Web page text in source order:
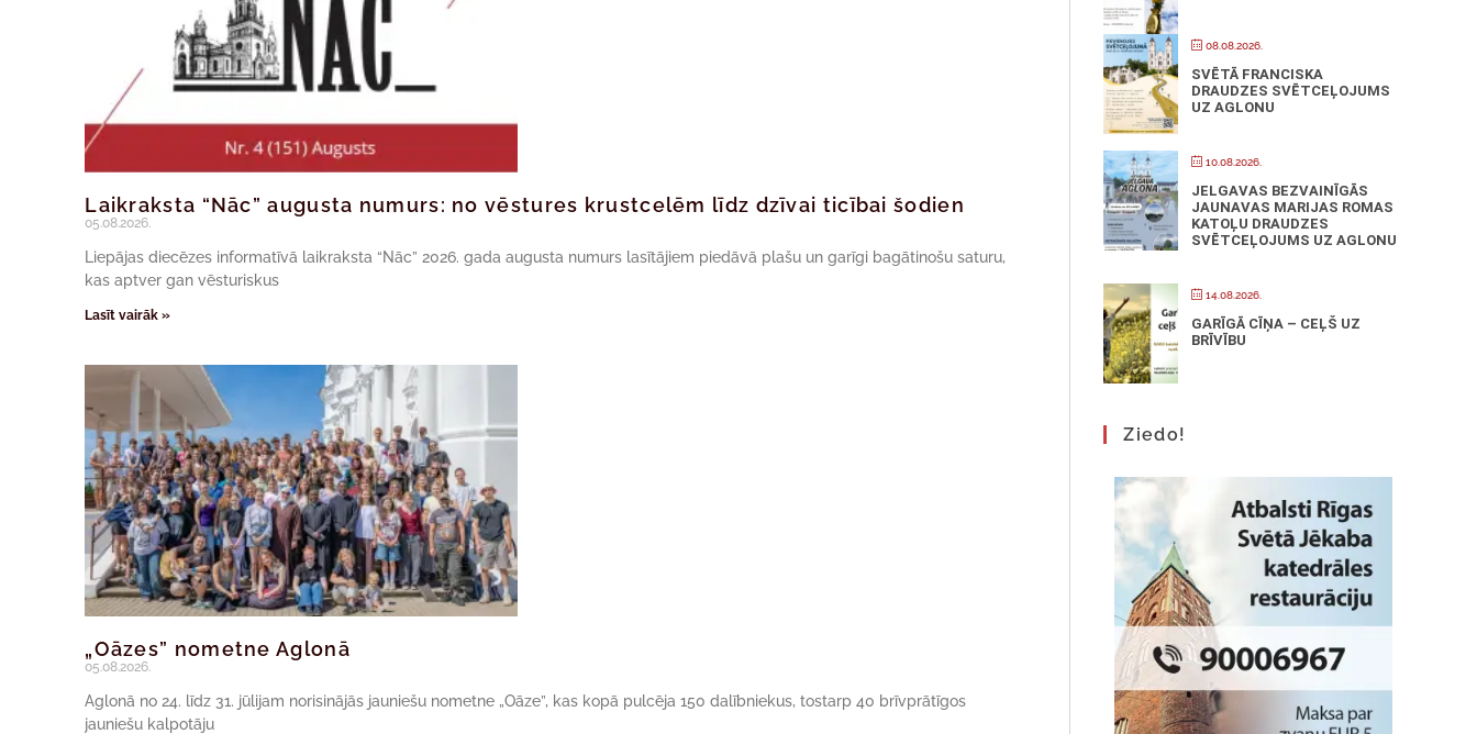
Laikraksta “Nāc” augusta numurs: no vēstures krustcelēm līdz dzīvai ticībai šodien
05.08.2026.
Liepājas diecēzes informatīvā laikraksta “Nāc” 2026. gada augusta numurs lasītājiem piedāvā plašu un garīgi bagātinošu saturu,
kas aptver gan vēsturiskus
Lasīt vairāk »
„Oāzes” nometne Aglonā
05.08.2026.
Aglonā no 24. līdz 31. jūlijam norisinājās jauniešu nometne „Oāze”, kas kopā pulcēja 150 dalībniekus, tostarp 40 brīvprātīgos
jauniešu kalpotāju
08.08.2026.
SVĒTĀ FRANCISKA
DRAUDZES SVĒTCEĻOJUMS
UZ AGLONU
10.08.2026.
JELGAVAS BEZVAINĪGĀS
JAUNAVAS MARIJAS ROMAS
KATOĻU DRAUDZES
SVĒTCEĻOJUMS UZ AGLONU
14.08.2026.
GARĪGĀ CĪŅA – CEĻŠ UZ
BRĪVĪBU
Ziedo!